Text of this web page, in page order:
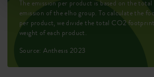
The emission per product is based on the
emission of the elho group. To calculate the
per product, we divide the total CO2
weight of each product.
Source: Anthesis 2023